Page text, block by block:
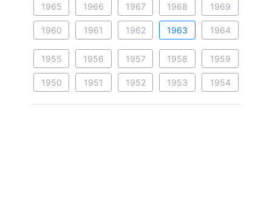
1965 1966 1967 1968 1969
1960 1961 1962 1963 1964
1955 1956 1957 1958 1959
1950 1951 1952 1953 1954